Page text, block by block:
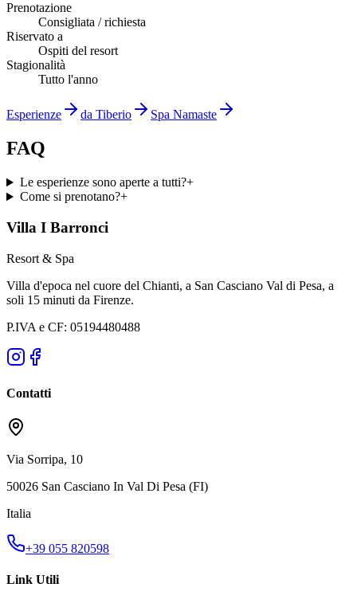
Prenotazione
Consigliata / richiesta
Riservato a
Ospiti del resort
Stagionalità
Tutto l'anno
Esperienze da Tiberio Spa Namaste
FAQ
Le esperienze sono aperte a tutti?+
Come si prenotano?+
Villa I Barronci
Resort & Spa
Villa d'epoca nel cuore del Chianti, a San Casciano Val di Pesa, a
soli 15 minuti da Firenze.
P.IVA e CF: 05194480488
Contatti
Via Sorripa, 10
50026 San Casciano In Val Di Pesa (FI)
Italia
+39 055 820598
Link Utili